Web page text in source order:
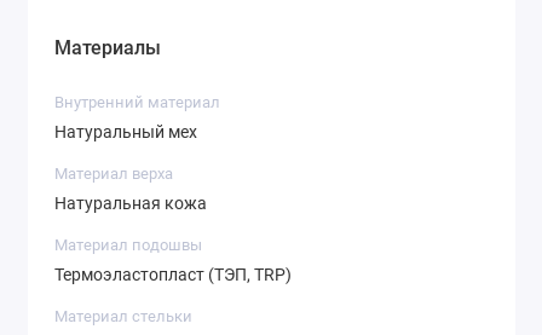
Материалы
Внутренний материал
Натуральный мех
Материал верха
Натуральная кожа
Материал подошвы
Термоэластопласт (ТЭП, TRP)
Материал стельки